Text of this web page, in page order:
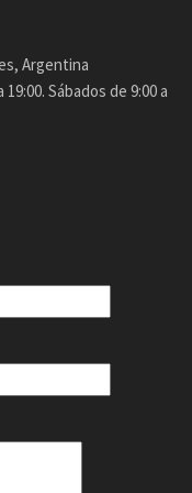
Argentina
Sábados de 9:00 a